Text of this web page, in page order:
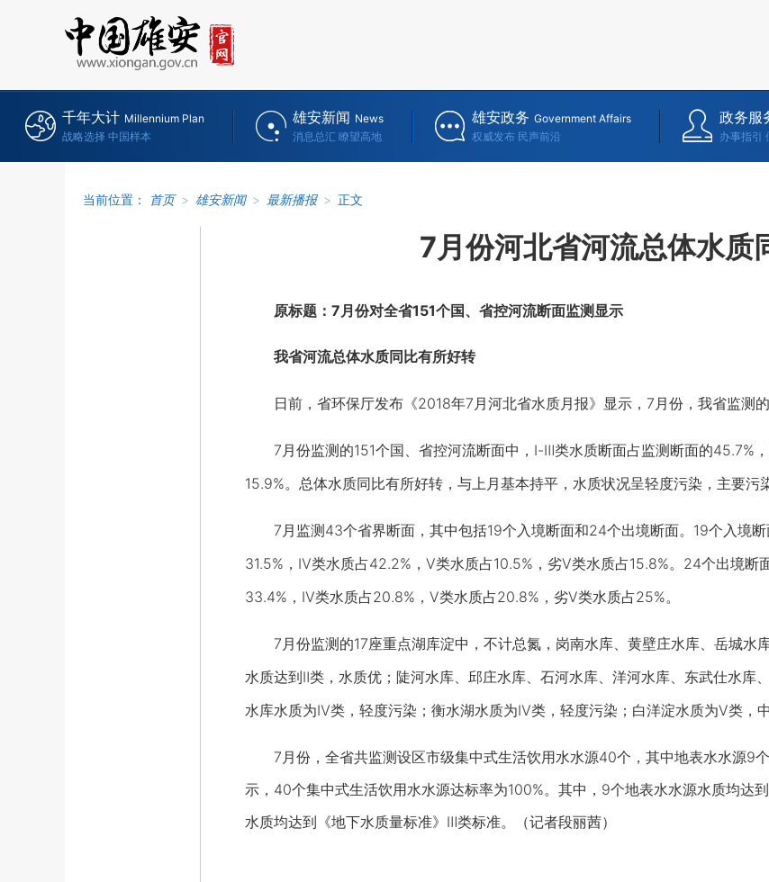
千年大计 Millennium Plan
战略选择 中国样本
雄安新闻 News
消息总汇 瞭望高地
雄安政务 Government Affairs
权威发布 民声前沿
政务服
办事指引
当前位置： 首页 > 雄安新闻 > 最新播报 > 正文
7月份河北省河流总体水质
原标题：7月份对全省151个国、省控河流断面监测显示
我省河流总体水质同比有所好转
日前，省环保厅发布《2018年7月河北省水质月报》显示，7月份，我省监测的
7月份监测的151个国、省控河流断面中，Ⅰ-Ⅲ类水质断面占监测断面的45.7%
15.9%。总体水质同比有所好转，与上月基本持平，水质状况呈轻度污染，主要污
7月监测43个省界断面，其中包括19个入境断面和24个出境断面。19个入境
31.5%，Ⅳ类水质占42.2%，Ⅴ类水质占10.5%，劣Ⅴ类水质占15.8%。24个出境断
33.4%，Ⅳ类水质占20.8%，Ⅴ类水质占20.8%，劣Ⅴ类水质占25%。
7月份监测的17座重点湖库淀中，不计总氮，岗南水库、黄壁庄水库、岳城水
水质达到Ⅱ类，水质优；陡河水库、邱庄水库、石河水库、洋河水库、东武仕水
水库水质为Ⅳ类，轻度污染；衡水湖水质为Ⅳ类，轻度污染；白洋淀水质为Ⅴ类，中
7月份，全省共监测设区市级集中式生活饮用水水源40个，其中地表水水源9
示，40个集中式生活饮用水水源达标率为100%。其中，9个地表水水源水质均达
水质均达到《地下水质量标准》Ⅲ类标准。（记者段丽茜）